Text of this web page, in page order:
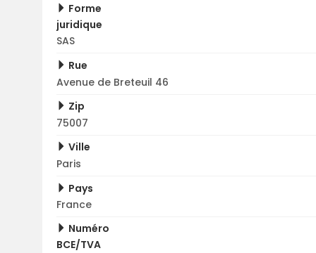
Forme
juridique
SAS
Rue
Avenue de Breteuil 46
Zip
75007
Ville
Paris
Pays
France
Numéro
BCE/TVA